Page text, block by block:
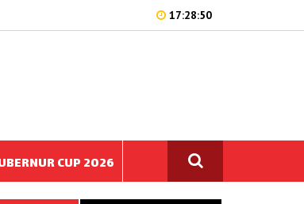
17:28:50
CUP 2026